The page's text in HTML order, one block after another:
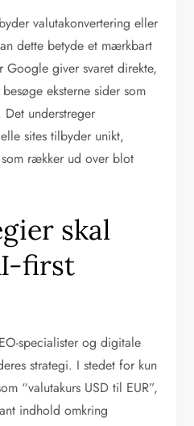
valutakonvertering eller
dette betyde et mærkbart
giver svaret direkte,
eksterne sider som
understreger
sites tilbyder unikt,
rækker ud over blot
skal
first
specialister og digitale
strategi. I stedet for kun
“valutakurs USD til EUR”,
indhold omkring